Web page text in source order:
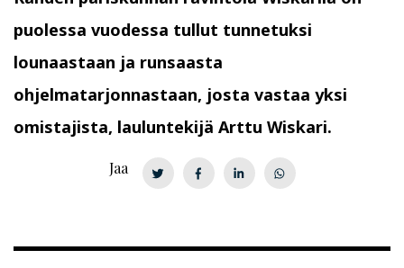
puolessa vuodessa tullut tunnetuksi
lounaastaan ja runsaasta
ohjelmatarjonnastaan, josta vastaa yksi
omistajista, lauluntekijä Arttu Wiskari.
Jaa